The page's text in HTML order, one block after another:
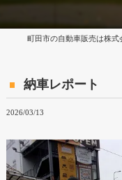
納車レポート
2026/03/13